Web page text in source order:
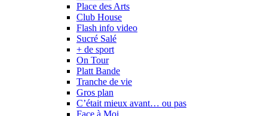
Place des Arts
Club House
Flash info video
Sucré Salé
+ de sport
On Tour
Platt Bande
Tranche de vie
Gros plan
C’était mieux avant… ou pas
Face à Moi